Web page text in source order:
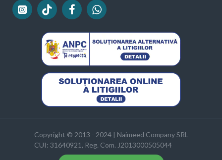
Copyright © 2013 - 2024 | Naimeed Company SRL
CUI: 31640921, Reg. Com. J2013000505044